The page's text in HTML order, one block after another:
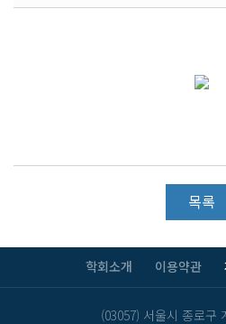
목록
학회소개 이용약관
(03057) 서울시 종로구